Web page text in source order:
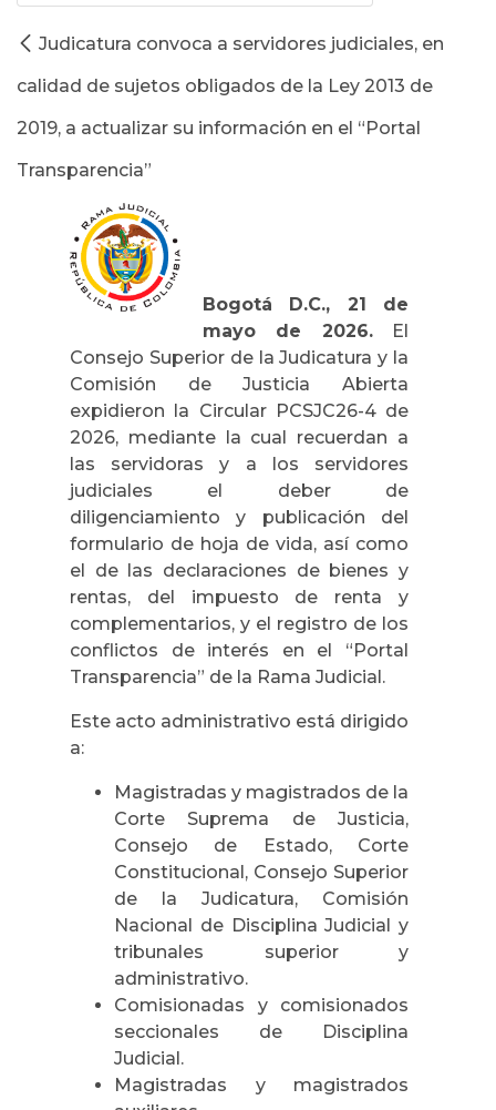
Judicatura convoca a servidores judiciales, en
calidad de sujetos obligados de la Ley 2013 de
2019, a actualizar su información en el “Portal
Transparencia”
Bogotá D.C., 21 de
mayo de 2026.El
Consejo Superior de la Judicatura y la
Comisión de Justicia Abierta
expidieron la Circular PCSJC26-4 de
2026, mediante la cual recuerdan a
las servidoras y a los servidores
judiciales el deber de
diligenciamiento y publicación del
formulario de hoja de vida, así como
el de las declaraciones de bienes y
rentas, del impuesto de renta y
complementarios, y el registro de los
conflictos de interés en el “Portal
Transparencia” de la Rama Judicial.
Este acto administrativo está dirigido
a:
Magistradas y magistrados de la
Corte Suprema de Justicia,
Consejo de Estado, Corte
Constitucional, Consejo Superior
de la Judicatura, Comisión
Nacional de Disciplina Judicial y
tribunales superior y
administrativo.
Comisionadas y comisionados
seccionales de Disciplina
Judicial.
Magistradas y magistrados